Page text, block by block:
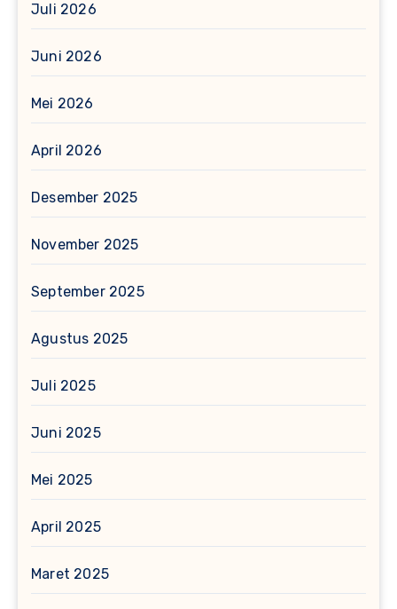
Juli 2026
Juni 2026
Mei 2026
April 2026
Desember 2025
November 2025
September 2025
Agustus 2025
Juli 2025
Juni 2025
Mei 2025
April 2025
Maret 2025